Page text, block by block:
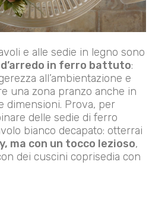
e alle sedie in legno sono
in ferro battuto:
all’ambientazione e
una zona pranzo anche in
dimensioni. Prova, per
delle sedie di ferro
bianco decapato: otterrai
ma con un tocco lezioso,
dei cuscini coprisedia con